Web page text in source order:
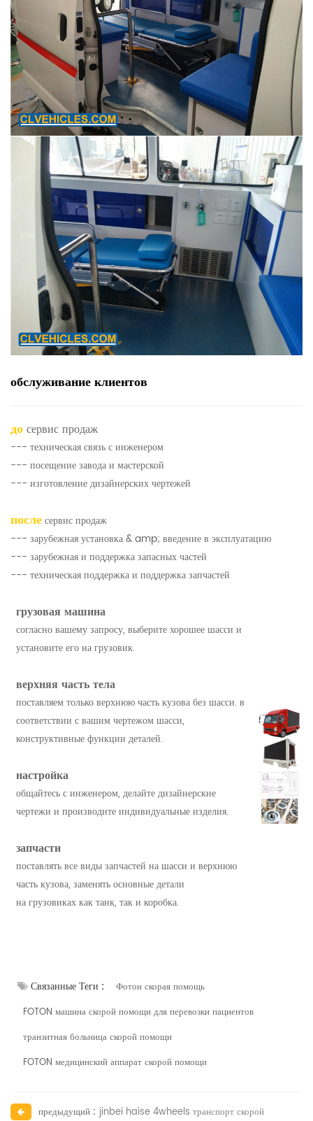
обслуживание клиентов
досервис продаж
--- техническая связь с инженером
--- посещение завода и мастерской
--- изготовление дизайнерских чертежей
послесервис продаж
--- зарубежная установка & amp; введение в эксплуатацию
--- зарубежная и поддержка запасных частей
--- техническая поддержка и поддержка запчастей
грузовая машина
согласно вашему запросу, выберите хорошее шасси и
установите его на грузовик.
верхняя часть тела
поставляем только верхнюю часть кузова без шасси. в
соответствии с вашим чертежом шасси,
конструктивные функции деталей.
настройка
общайтесь с инженером, делайте дизайнерские
чертежи и производите индивидуальные изделия.
запчасти
поставлять все виды запчастей на шасси и верхнюю
часть кузова, заменять основные детали
на грузовиках как танк, так и коробка.
Связанные Теги :
Фотон скорая помощь
FOTON машина скорой помощи для перевозки пациентов
транзитная больница скорой помощи
FOTON медицинский аппарат скорой помощи
предыдущий : jinbei haise 4wheels транспорт скорой